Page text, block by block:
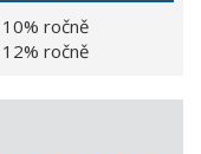
ročně
ročně